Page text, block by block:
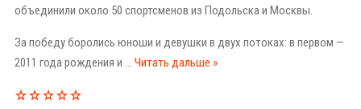
объединили около 50 спортсменов из Подольска и Москвы.
За победу боролись юноши и девушки в двух потоках: в первом —
2011 года рождения и ... Читать дальше »